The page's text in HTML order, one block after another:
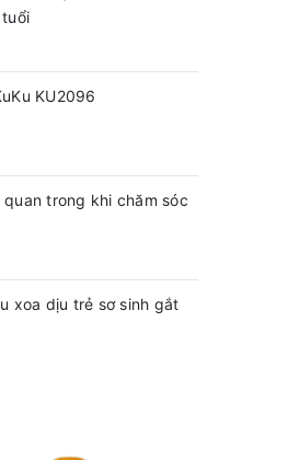
KU2096
trong khi chăm sóc
xoa dịu trẻ sơ sinh gắt